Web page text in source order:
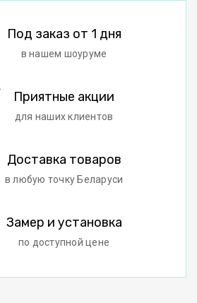
Под заказ от 1 дня
в нашем шоуруме
Приятные акции
для наших клиентов
Доставка товаров
в любую точку Беларуси
Замер и установка
по доступной цене